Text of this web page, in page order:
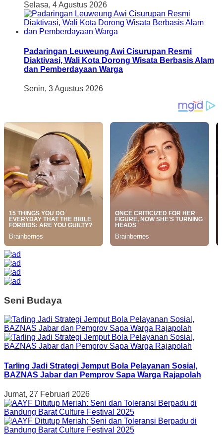
Selasa, 4 Agustus 2026
Padaringan Leuweung Awi Cisurupan Resmi
Diaktivasi, Wali Kota Dorong Wisata Berbasis Alam
dan Pemberdayaan Warga
Senin, 3 Agustus 2026
Seni Budaya
Tarling Jadi Strategi Jemput Bola Pelayanan Sosial,
BAZNAS Jabar dan Pemprov Sapa Warga Rajapolah
Jumat, 27 Februari 2026